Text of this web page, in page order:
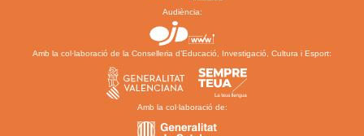
Audiència:
Amb la col·laboració de la Conselleria d’Educació, Investigació, Cultura i Esport:
Amb la col·laboració de: